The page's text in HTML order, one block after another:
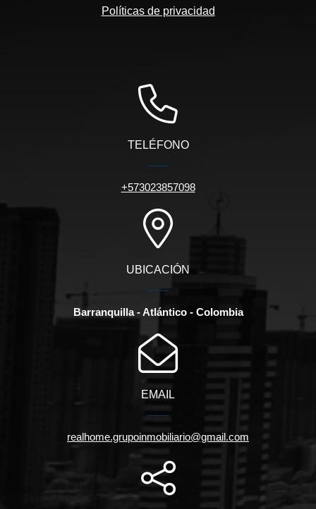
Políticas de privacidad
TELÉFONO
+573023857098
UBICACIÓN
Barranquilla - Atlántico - Colombia
EMAIL
realhome.grupoinmobiliario@gmail.com